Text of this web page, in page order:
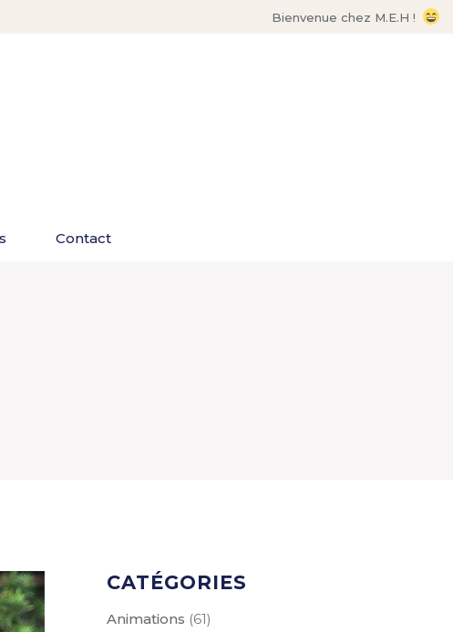
Bienvenue chez M.E.H !
Contact
CATÉGORIES
Animations (61)